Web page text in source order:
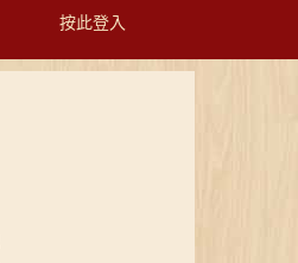
按此登入
Toggle